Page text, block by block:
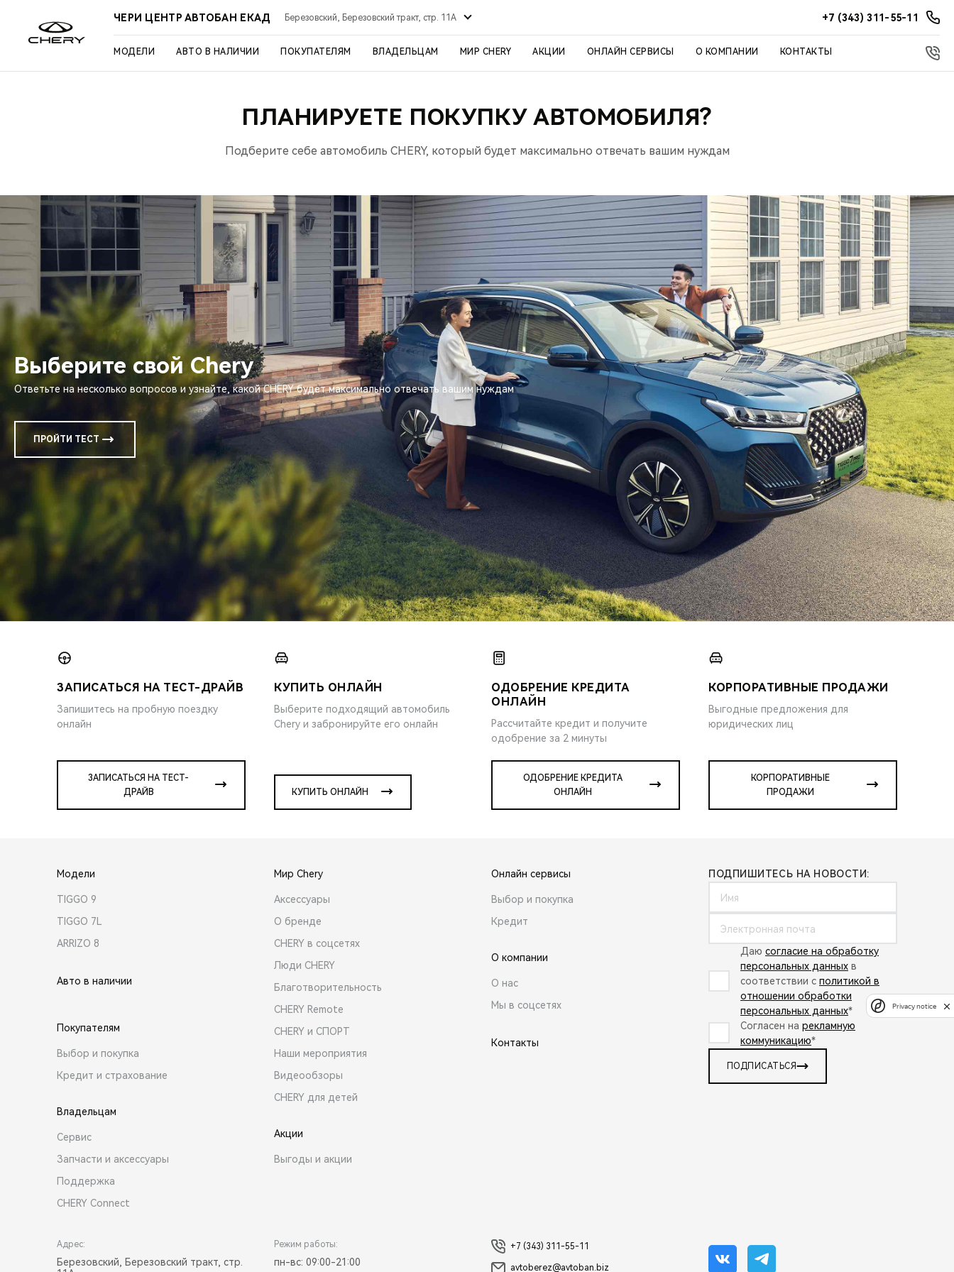
ЧЕРИ ЦЕНТР АВТОБАН ЕКАД Березовский, Березовский тракт, стр. 11А +7 (343) 311-55-11
МОДЕЛИ АВТО В НАЛИЧИИ ПОКУПАТЕЛЯМ ВЛАДЕЛЬЦАМ МИР CHERY АКЦИИ ОНЛАЙН СЕРВИСЫ О КОМПАНИИ КОНТАКТЫ
ПЛАНИРУЕТЕ ПОКУПКУ АВТОМОБИЛЯ?
Подберите себе автомобиль CHERY, который будет максимально отвечать вашим нуждам
Выберите свой Chery
Ответьте на несколько вопросов и узнайте, какой CHERY будет максимально отвечать вашим нуждам
ПРОЙТИ ТЕСТ
ЗАПИСАТЬСЯ НА ТЕСТ-ДРАЙВ
Запишитесь на пробную поездку
онлайн
ЗАПИСАТЬСЯ НА ТЕСТ-
ДРАЙВ
КУПИТЬ ОНЛАЙН
Выберите подходящий автомобиль
Chery и забронируйте его онлайн
КУПИТЬ ОНЛАЙН
ОДОБРЕНИЕ КРЕДИТА
ОНЛАЙН
Рассчитайте кредит и получите
одобрение за 2 минуты
ОДОБРЕНИЕ КРЕДИТА
ОНЛАЙН
КОРПОРАТИВНЫЕ ПРОДАЖИ
Выгодные предложения для
юридических лиц
КОРПОРАТИВНЫЕ
ПРОДАЖИ
Модели
TIGGO 9
TIGGO 7L
ARRIZO 8
Авто в наличии
Покупателям
Выбор и покупка
Кредит и страхование
Владельцам
Сервис
Запчасти и аксессуары
Поддержка
CHERY Connect
Мир Chery
Аксессуары
О бренде
CHERY в соцсетях
Люди CHERY
Благотворительность
CHERY Remote
CHERY и СПОРТ
Наши мероприятия
Видеообзоры
CHERY для детей
Акции
Выгоды и акции
Онлайн сервисы
Выбор и покупка
Кредит
О компании
О нас
Мы в соцсетях
Контакты
ПОДПИШИТЕСЬ НА НОВОСТИ:
Даю согласие на обработку
персональных данных в
соответствии с политикой в
отношении обработки
персональных данных*
Согласен на рекламную
коммуникацию*
ПОДПИСАТЬСЯ
Адрес:
Березовский, Березовский тракт, стр.
Режим работы:
пн-вс: 09:00-21:00
+7 (343) 311-55-11
avtoberez@avtoban.biz
Privacy notice